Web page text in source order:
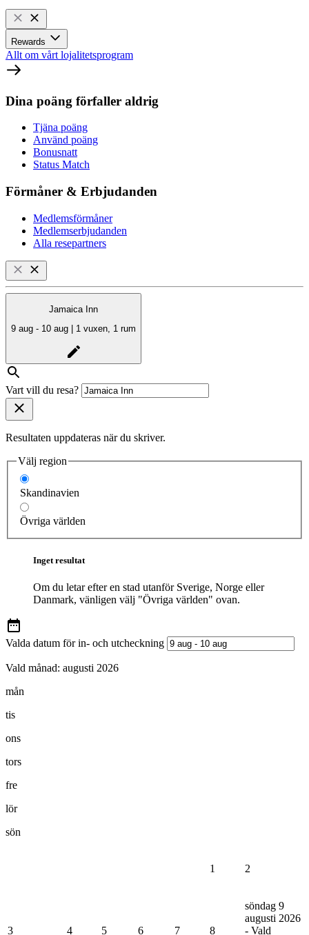
Rewards
Allt om vårt lojalitetsprogram
Dina poäng förfaller aldrig
Tjäna poäng
Använd poäng
Bonusnatt
Status Match
Förmåner & Erbjudanden
Medlemsförmåner
Medlemserbjudanden
Alla resepartners
Jamaica Inn
9 aug - 10 aug | 1 vuxen, 1 rum
Vart vill du resa?
Resultaten uppdateras när du skriver.
Välj region
Skandinavien
Övriga världen
Inget resultat
Om du letar efter en stad utanför Sverige, Norge eller
Danmark, vänligen välj "Övriga världen" ovan.
Valda datum för in- och utcheckning
Vald månad: augusti 2026
mån
tis
ons
tors
fre
lör
sön
1 2
3 4 5 6 7 8
söndag 9
augusti 2026
- Vald